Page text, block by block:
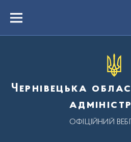
вмістуMenu
Чернівецька
ОФІЦІЙНИЙ